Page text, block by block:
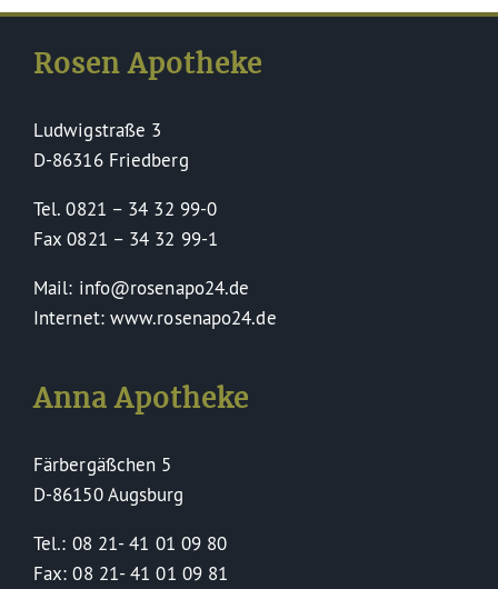
Rosen Apotheke
Ludwigstraße 3
D-86316 Friedberg
Tel. 0821 – 34 32 99-0
Fax 0821 – 34 32 99-1
Mail: info@rosenapo24.de
Internet: www.rosenapo24.de
Anna Apotheke
Färbergäßchen 5
D-86150 Augsburg
Tel.: 08 21- 41 01 09 80
Fax: 08 21- 41 01 09 81